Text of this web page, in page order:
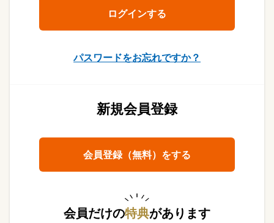
パスワードをお忘れですか？
新規会員登録
会員登録（無料）をする
会員だけの特典があります